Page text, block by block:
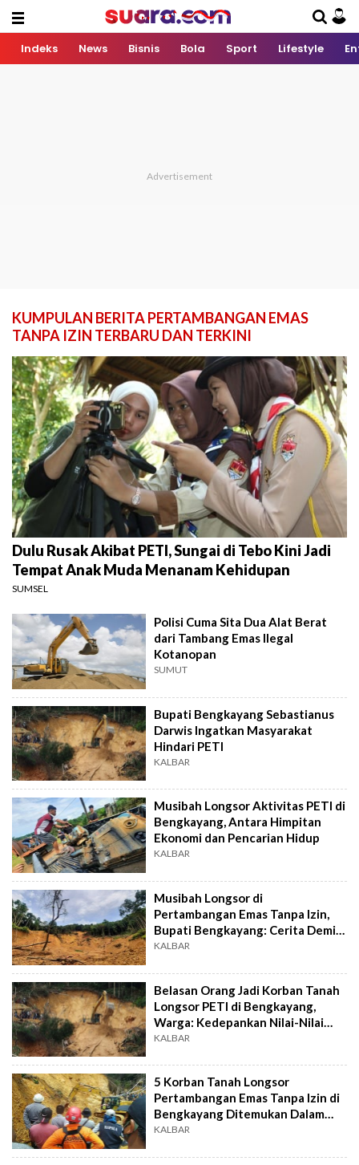
Indeks News Bisnis Bola Sport Lifestyle
KUMPULAN BERITA PERTAMBANGAN EMAS
TANPA IZIN TERBARU DAN TERKINI
Dulu Rusak Akibat PETI, Sungai di Tebo Kini Jadi
Tempat Anak Muda Menanam Kehidupan
SUMSEL
Polisi Cuma Sita Dua Alat Berat
dari Tambang Emas Ilegal
Kotanopan
SUMUT
Bupati Bengkayang Sebastianus
Darwis Ingatkan Masyarakat
Hindari PETI
KALBAR
Musibah Longsor Aktivitas PETI di
Bengkayang, Antara Himpitan
Ekonomi dan Pencarian Hidup
KALBAR
Musibah Longsor di
Pertambangan Emas Tanpa Izin,
Bupati Bengkayang: Cerita Demi
Sesuap Nasi
KALBAR
Belasan Orang Jadi Korban Tanah
Longsor PETI di Bengkayang,
Warga: Kedepankan Nilai-Nilai
Kemanusiaan
KALBAR
5 Korban Tanah Longsor
Pertambangan Emas Tanpa Izin di
Bengkayang Ditemukan Dalam
Keadaan Meninggal
KALBAR